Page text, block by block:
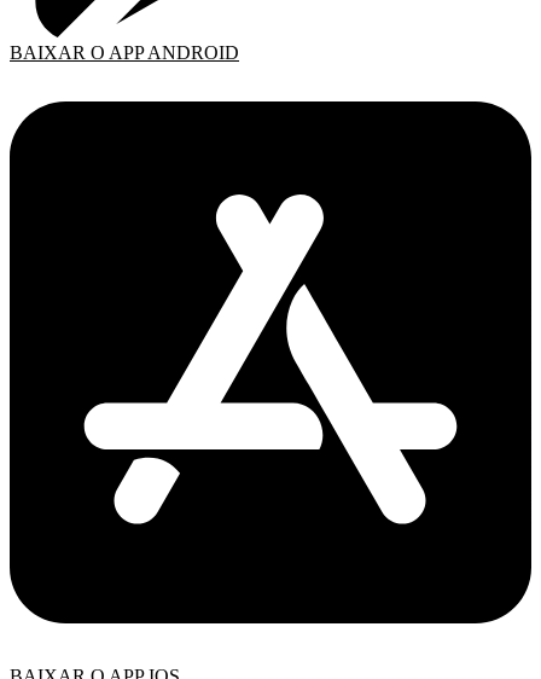
BAIXAR O APP ANDROID